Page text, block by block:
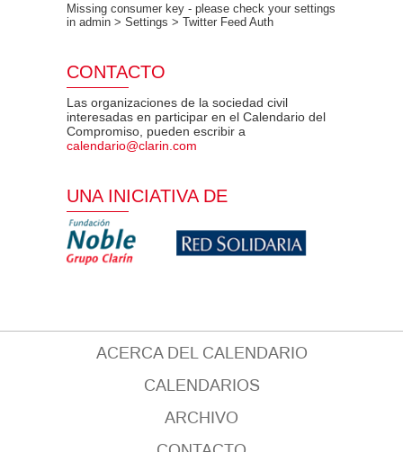
Missing consumer key - please check your settings
in admin > Settings > Twitter Feed Auth
CONTACTO
Las organizaciones de la sociedad civil
interesadas en participar en el Calendario del
Compromiso, pueden escribir a
calendario@clarin.com
UNA INICIATIVA DE
ACERCA DEL CALENDARIO
CALENDARIOS
ARCHIVO